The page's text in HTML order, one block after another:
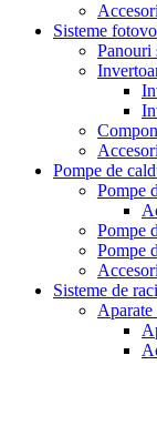
Sisteme
Panouri
Pompe de
Pompe
Pompe
Pompe
Sisteme de